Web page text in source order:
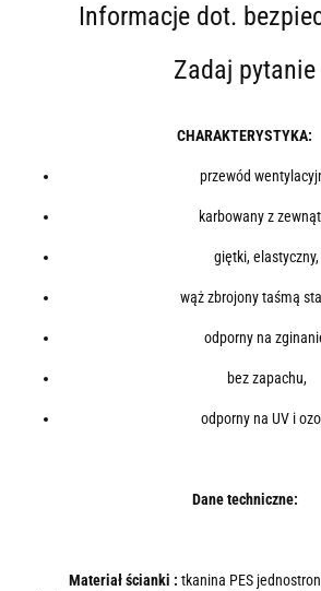
Informacje dot.
Zadaj pytanie
CHARAKTERYSTYKA:
przewód
karbowany z
giętki, elastyczny,
wąż zbrojony taśmą
odporny na
bez zapachu,
odporny na UV i
Dane techniczne:
Materiał ścianki : tkanina PES